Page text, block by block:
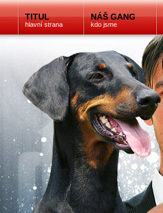
TITUL
hlavní strana
NÁŠ GANG
kdo jsme